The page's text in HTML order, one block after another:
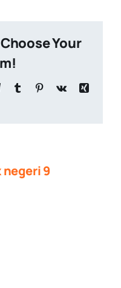
Your
TelegramTumblr Pinterest
Vk
Xing
negeri 9